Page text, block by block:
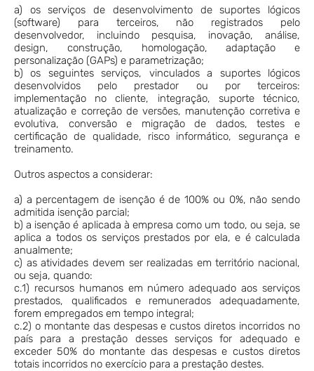
a) os serviços de desenvolvimento de suportes lógicos
(software) para terceiros, não registrados pelo
desenvolvedor, incluindo pesquisa, inovação, análise,
design, construção, homologação, adaptação e
personalização (GAPs) e parametrização;
b) os seguintes serviços, vinculados a suportes lógicos
desenvolvidos pelo prestador ou por terceiros:
implementação no cliente, integração, suporte técnico,
atualização e correção de versões, manutenção corretiva e
evolutiva, conversão e migração de dados, testes e
certificação de qualidade, risco informático, segurança e
treinamento.
Outros aspectos a considerar:
a) a percentagem de isenção é de 100% ou 0%, não sendo
admitida isenção parcial;
b) a isenção é aplicada à empresa como um todo, ou seja, se
aplica a todos os serviços prestados por ela, e é calculada
anualmente;
c) as atividades devem ser realizadas em território nacional,
ou seja, quando:
c.1) recursos humanos em número adequado aos serviços
prestados, qualificados e remunerados adequadamente,
forem empregados em tempo integral;
c.2) o montante das despesas e custos diretos incorridos no
país para a prestação desses serviços for adequado e
exceder 50% do montante das despesas e custos diretos
totais incorridos no exercício para a prestação destes.